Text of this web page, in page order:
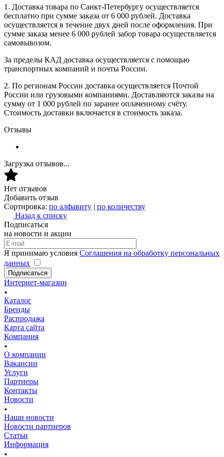
1. Доставка товара по Санкт-Петербургу осуществляется
бесплатно при сумме заказа от 6 000 рублей. Доставка
осуществляется в течение двух дней после оформления. При
сумме заказа менее 6 000 рублей забор товара осуществляется
самовывозом.
За пределы КАД доставка осуществляется с помощью
транспортных компаний и почты России.
2. По регионам России доставка осуществляется Почтой
России или грузовыми компаниями. Доставляются заказы на
сумму от 1 000 рублей по заранее оплаченному счёту.
Стоимость доставки включается в стоимость заказа.
Отзывы
Загрузка отзывов...
Нет отзывов
Добавить отзыв
Сортировка: по алфавиту | по количеству
Назад к списку
Подписаться
на новости и акции
Я принимаю условия Соглашения на обработку персональных
данных
Подписаться
Интернет-магазин
Каталог
Бренды
Распродажа
Карта сайта
Компания
О компании
Вакансии
Услуги
Партнеры
Контакты
Новости
Наши новости
Новости партнеров
Статьи
Информация